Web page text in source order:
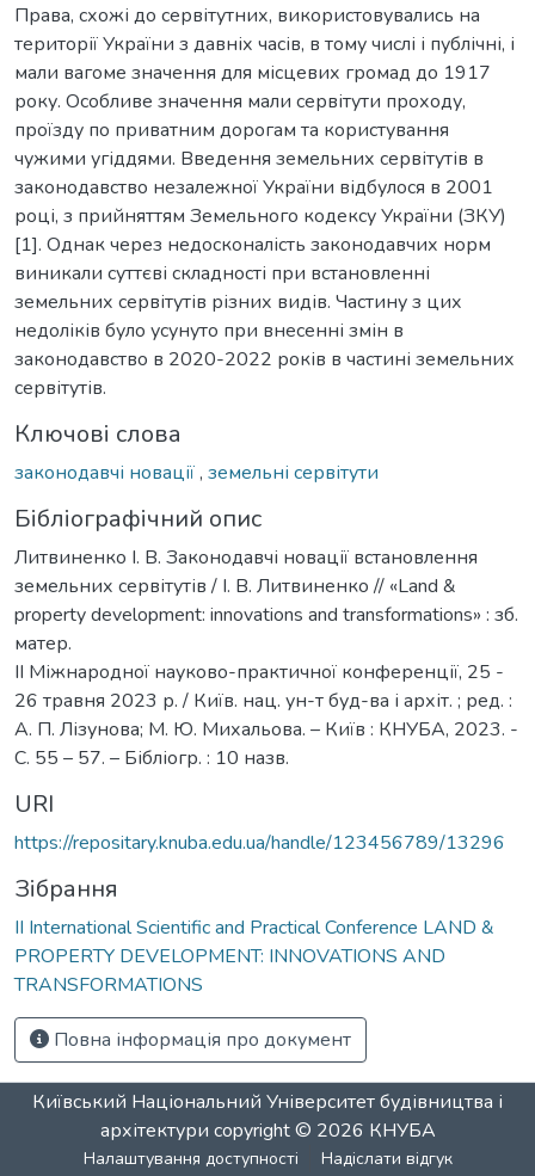
Права, схожі до сервітутних, використовувались на
території України з давніх часів, в тому числі і публічні, і
мали вагоме значення для місцевих громад до 1917
року. Особливе значення мали сервітути проходу,
проїзду по приватним дорогам та користування
чужими угіддями. Введення земельних сервітутів в
законодавство незалежної України відбулося в 2001
році, з прийняттям Земельного кодексу України (ЗКУ)
[1]. Однак через недосконалість законодавчих норм
виникали суттєві складності при встановленні
земельних сервітутів різних видів. Частину з цих
недоліків було усунуто при внесенні змін в
законодавство в 2020-2022 років в частині земельних
сервітутів.
Ключові слова
законодавчі новації, земельні сервітути
Бібліографічний опис
Литвиненко І. В. Законодавчі новації встановлення
земельних сервітутів / І. В. Литвиненко // «Land &
property development: innovations and transformations» : зб.
матер.
II Міжнародної науково-практичної конференції, 25 -
26 травня 2023 р. / Київ. нац. ун-т буд-ва і архіт. ; ред. :
А. П. Лізунова; М. Ю. Михальова. – Київ : КНУБА, 2023. -
С. 55 – 57. – Бібліогр. : 10 назв.
URI
https://repositary.knuba.edu.ua/handle/123456789/13296
Зібрання
ІІ International Scientific and Practical Conference LAND &
PROPERTY DEVELOPMENT: INNOVATIONS AND
TRANSFORMATIONS
Повна інформація про документ
Київський Національний Університет будівництва і
архітектури copyright © 2026 КНУБА
Налаштування доступності Надіслати відгук